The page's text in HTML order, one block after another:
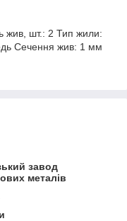
жив, шт.: 2 Тип жили:
Сечення жив: 1 мм
завод
металів